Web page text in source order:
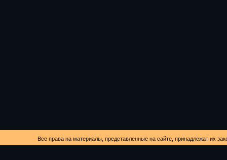
Все права на материалы, представленные на сайте, принадлежат их